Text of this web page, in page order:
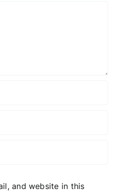
and website in this